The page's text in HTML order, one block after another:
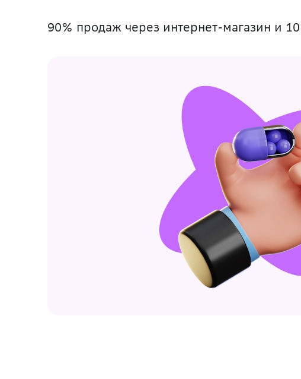
90% продаж через интернет-магазин и